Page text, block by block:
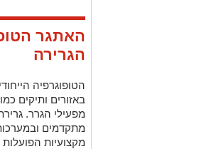
האתגר
הגרירה
הטופוגרפיה
באזורים ותיקים
מפעילי הגרר.
מתקדמים
מקצועיות